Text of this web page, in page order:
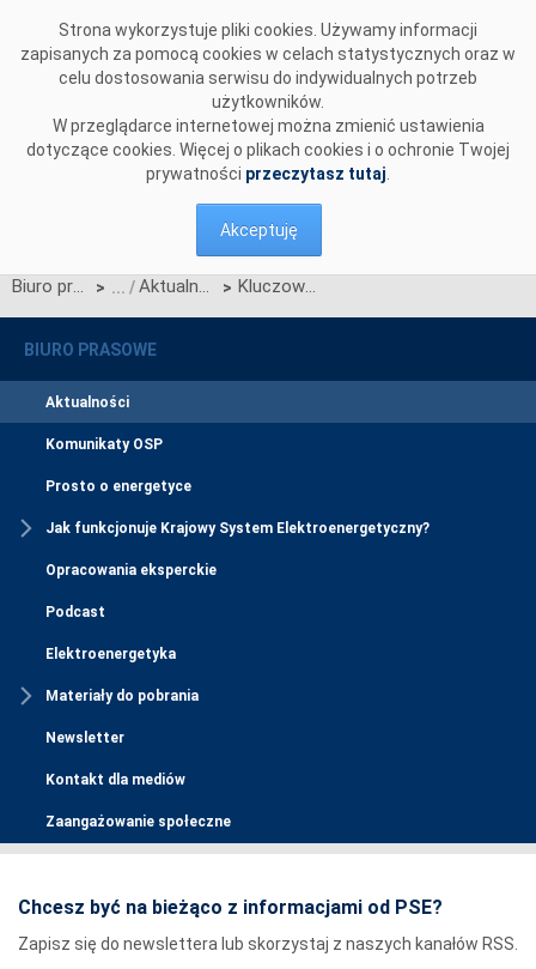
Strona wykorzystuje pliki cookies. Używamy informacji
zapisanych za pomocą cookies w celach statystycznych oraz w
celu dostosowania serwisu do indywidualnych potrzeb
użytkowników.
W przeglądarce internetowej można zmienić ustawienia
dotyczące cookies. Więcej o plikach cookies i o ochronie Twojej
prywatności przeczytasz tutaj
Akceptuję
Biuro prasowe > Aktualności > Kluczowa inwestycja PSE z decyzją środowiskową
BIURO PRASOWE
Aktualności
Komunikaty OSP
Prosto o energetyce
Jak funkcjonuje Krajowy System Elektroenergetyczny?
Opracowania eksperckie
Podcast
Elektroenergetyka
Materiały do pobrania
Newsletter
Kontakt dla mediów
Zaangażowanie społeczne
Chcesz być na bieżąco z informacjami od PSE?
Zapisz się do newslettera lub skorzystaj z naszych kanałów RSS.